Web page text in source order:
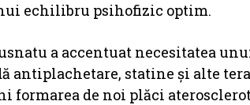
echilibru psihofizic optim.
a accentuat necesitatea
antiplachetare, statine și alte
formarea de noi plăci